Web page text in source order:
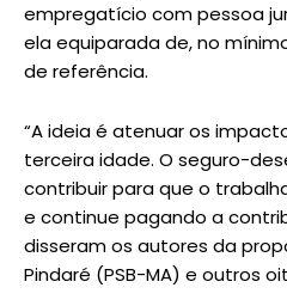
empregatício com pessoa
ela equiparada de, no
de referência.
“A ideia é atenuar os
terceira idade. O seguro-
contribuir para que o
e continue pagando a
disseram os autores da
Pindaré (PSB-MA) e outros